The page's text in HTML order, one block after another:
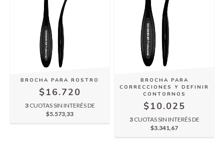
BROCHA PARA ROSTRO
$16.720
3 CUOTAS SIN INTERÉS DE
$5.573,33
BROCHA PARA
CORRECCIONES Y DEFINIR
CONTORNOS
$10.025
3 CUOTAS SIN INTERÉS DE
$3.341,67